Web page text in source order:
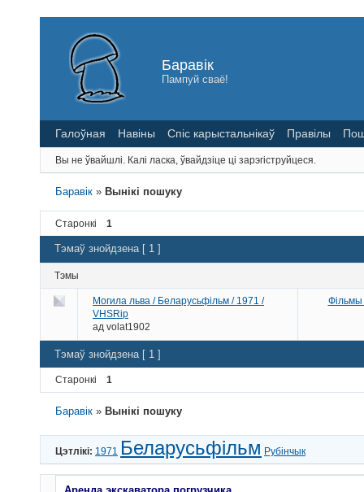
Баравік
Пампуй сваё!
Галоўная Навіны Спіс карыстальнікаў Правілы
Вы не ўвайшлі. Калі ласка, ўвайдзіце ці зарэгіструйцеся.
Баравік » Вынікі пошуку
Старонкі 1
Тэмаў знойдзена [ 1 ]
Тэмы
Могила льва / Беларусьфільм / 1971 /
VHSRip
ад volat1902
Фільмы
Тэмаў знойдзена [ 1 ]
Старонкі 1
Баравік » Вынікі пошуку
Цэтлікі: 1971 Беларусьфільм Рубінчык